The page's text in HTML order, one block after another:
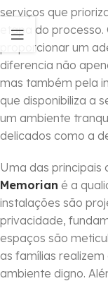
serviços que
etapa do
proporcionar um
diferencia não
mas também pela
que disponibiliza a
um ambiente
delicados como a
Uma das principais
Memorian é a
instalações são
privacidade,
espaços são
as famílias
ambiente digno.